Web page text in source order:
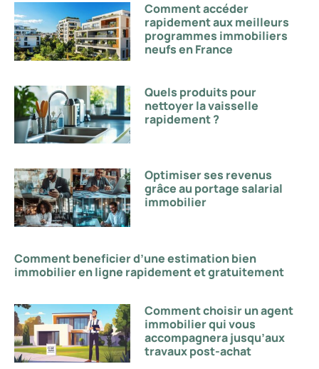
Comment accéder
rapidement aux meilleurs
programmes immobiliers
neufs en France
Quels produits pour
nettoyer la vaisselle
rapidement ?
Optimiser ses revenus
grâce au portage salarial
immobilier
Comment beneficier d’une estimation bien
immobilier en ligne rapidement et gratuitement
Comment choisir un agent
immobilier qui vous
accompagnera jusqu’aux
travaux post-achat